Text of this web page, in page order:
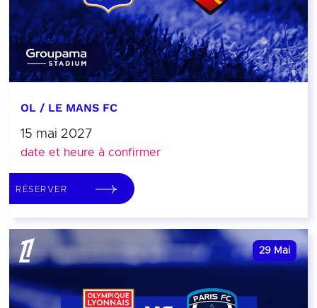
OL / LE MANS FC
15 mai 2027
date et heure à confirmer
RÉSERVER
29 Mai